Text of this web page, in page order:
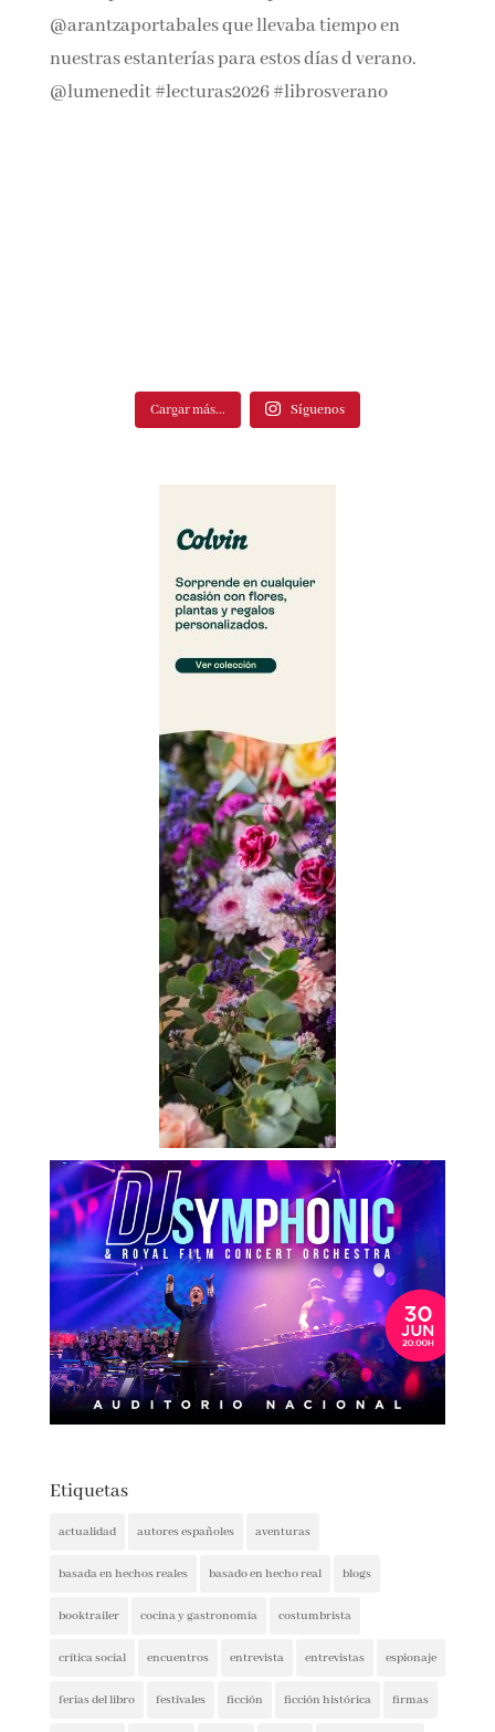
Cargar más... Síguenos
Etiquetas
actualidad autores españoles aventuras
basada en hechos reales basado en hecho real blogs
booktrailer cocina y gastronomía costumbrista
crítica social encuentros entrevista entrevistas
espionaje ferias del libro festivales ficción